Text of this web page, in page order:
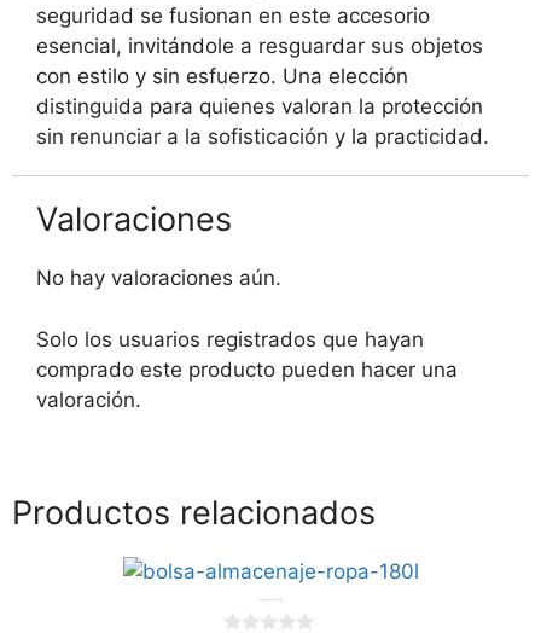
seguridad se fusionan en este accesorio
esencial, invitándole a resguardar sus objetos
con estilo y sin esfuerzo. Una elección
distinguida para quienes valoran la protección
sin renunciar a la sofisticación y la practicidad.
Valoraciones
No hay valoraciones aún.
Solo los usuarios registrados que hayan
comprado este producto pueden hacer una
valoración.
Productos relacionados